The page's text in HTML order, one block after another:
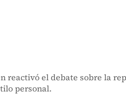
reactivó el debate sobre la
personal.